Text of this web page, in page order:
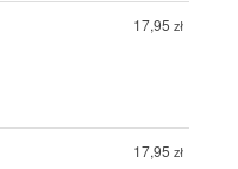
17,95 zł
17,95 zł